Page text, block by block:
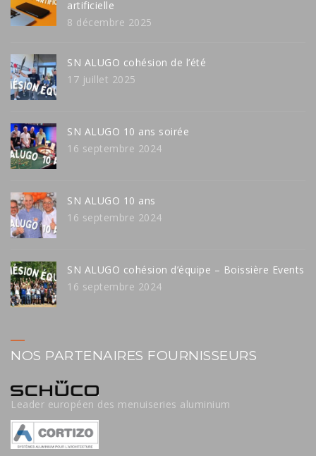
artificielle
8 décembre 2025
SN ALUGO cohésion de l’été
17 juillet 2025
SN ALUGO 10 ans soirée
16 septembre 2024
SN ALUGO 10 ans
16 septembre 2024
SN ALUGO cohésion d’équipe – Boissière Events
16 septembre 2024
NOS PARTENAIRES FOURNISSEURS
Leader européen des menuiseries aluminium